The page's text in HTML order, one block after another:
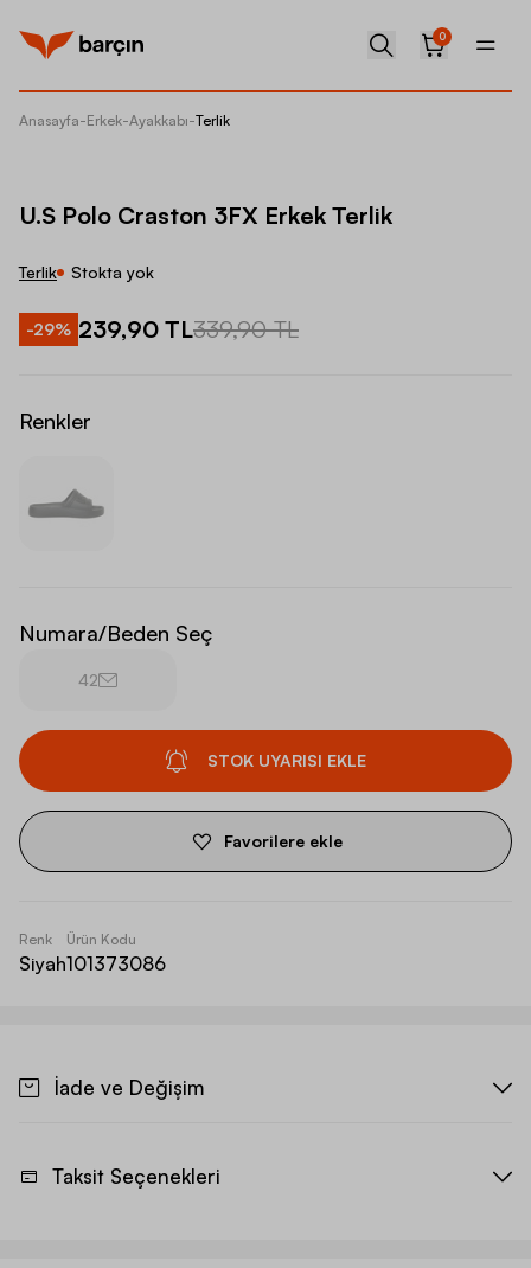
0
Anasayfa-Erkek-Ayakkabı-Terlik
U.S Polo Craston 3FX Erkek Terlik
Terlik Stokta yok
-29% 239,90 TL339,90 TL
Renkler
Numara/Beden Seç
42
STOK UYARISI EKLE
Favorilere ekle
Renk
Siyah
Ürün Kodu
101373086
İade ve Değişim
Taksit Seçenekleri